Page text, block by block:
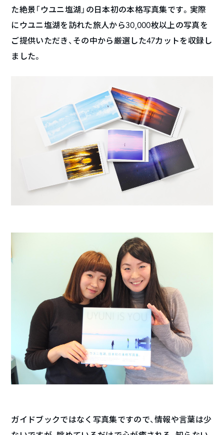
た絶景「ウユニ塩湖」の日本初の本格写真集です。実際
にウユニ塩湖を訪れた旅人から30,000枚以上の写真を
ご提供いただき、その中から厳選した47カットを収録し
ました。
ガイドブックではなく写真集ですので、情報や言葉は少